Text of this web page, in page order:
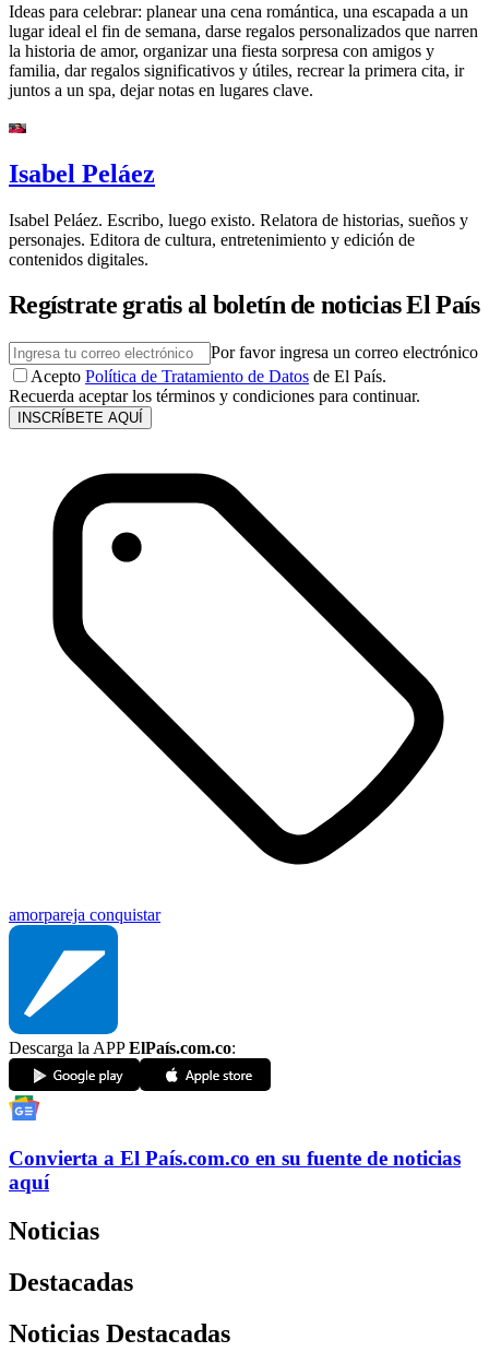
Ideas para celebrar: planear una cena romántica, una escapada a un
lugar ideal el fin de semana, darse regalos personalizados que narren
la historia de amor, organizar una fiesta sorpresa con amigos y
familia, dar regalos significativos y útiles, recrear la primera cita, ir
juntos a un spa, dejar notas en lugares clave.
Isabel Peláez
Isabel Peláez. Escribo, luego existo. Relatora de historias, sueños y
personajes. Editora de cultura, entretenimiento y edición de
contenidos digitales.
Regístrate gratis al boletín de noticias El País
Por favor ingresa un correo electrónico
Acepto Política de Tratamiento de Datos de El País.
Recuerda aceptar los términos y condiciones para continuar.
INSCRÍBETE AQUÍ
amorpareja conquistar
Descarga la APPElPaís.com.co:
Convierta a El País.com.co en su fuente de noticias
aquí
Noticias
Destacadas
Noticias Destacadas